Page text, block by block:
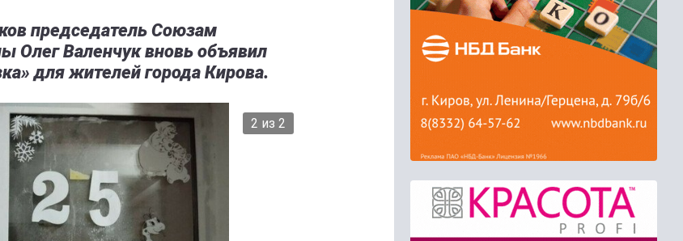
председатель Союзам
Олег Валенчук вновь объявил
для жителей города Кирова.
2 из 2